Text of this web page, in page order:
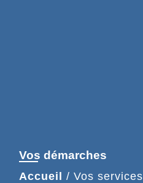
Vos démarches
Accueil / Vos services